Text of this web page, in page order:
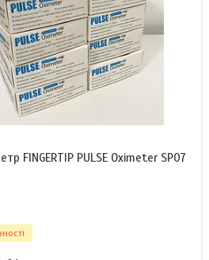
FINGERTIP PULSE Oximeter SP07